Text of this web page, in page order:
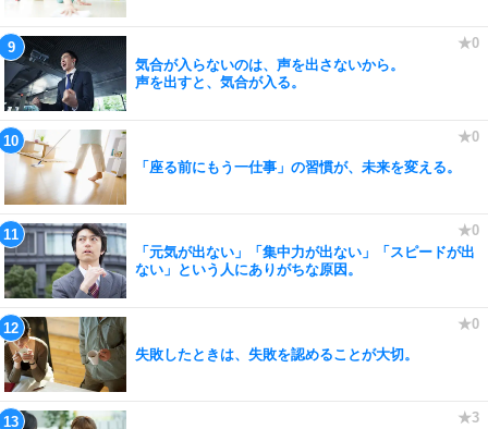
気合が入らないのは、声を出さないから。
声を出すと、気合が入る。
「座る前にもう一仕事」の習慣が、未来を変える。
「元気が出ない」「集中力が出ない」「スピードが出
ない」という人にありがちな原因。
失敗したときは、失敗を認めることが大切。